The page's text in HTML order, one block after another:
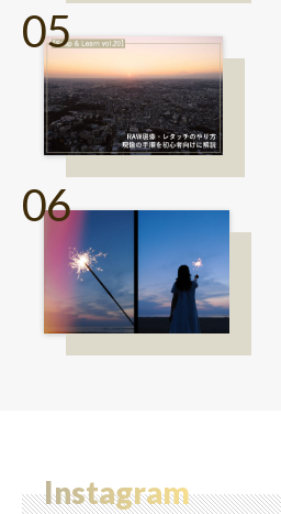
Instagram